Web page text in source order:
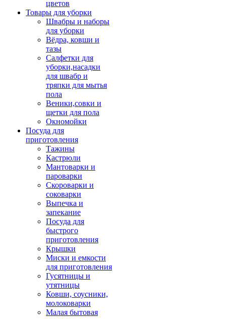
цветов
Товары для уборки
Швабры и наборы
для уборки
Вёдра, ковши и
тазы
Салфетки для
уборки,насадки
для швабр и
тряпки для мытья
пола
Веники,совки и
щетки для пола
Окномойки
Посуда для
приготовления
Тажины
Кастрюли
Мантоварки и
пароварки
Скороварки и
соковарки
Выпечка и
запекание
Посуда для
быстрого
приготовления
Крышки
Миски и емкости
для приготовления
Гусятницы и
утятницы
Ковши, соусники,
молоковарки
Малая бытовая